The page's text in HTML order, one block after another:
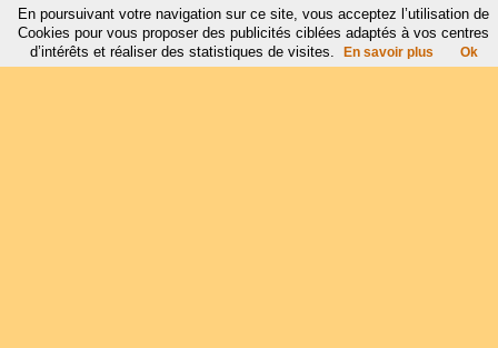
En poursuivant votre navigation sur ce site, vous acceptez l’utilisation de
Cookies pour vous proposer des publicités ciblées adaptés à vos centres
d’intérêts et réaliser des statistiques de visites.
En savoir plus Ok